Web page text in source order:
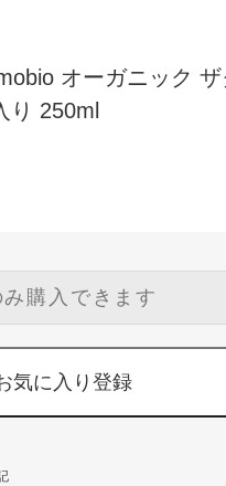
オーガニック ザ
り 250ml
購入できます
気に入り登録